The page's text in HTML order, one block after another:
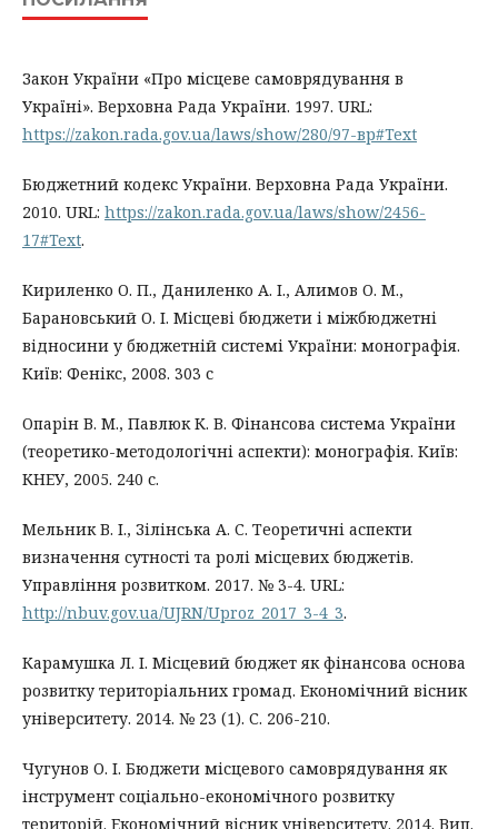
Закон України «Про місцеве самоврядування в
Україні». Верховна Рада України. 1997. URL:
https://zakon.rada.gov.ua/laws/show/280/97-вр#Text
Бюджетний кодекс України. Верховна Рада України.
2010. URL: https://zakon.rada.gov.ua/laws/show/2456-
17#Text.
Кириленко О. П., Даниленко А. І., Алимов О. М.,
Барановський О. І. Місцеві бюджети і міжбюджетні
відносини у бюджетній системі України: монографія.
Київ: Фенікс, 2008. 303 с
Опарін В. М., Павлюк К. В. Фінансова система України
(теоретико-методологічні аспекти): монографія. Київ:
КНЕУ, 2005. 240 с.
Мельник В. І., Зілінська А. С. Теоретичні аспекти
визначення сутності та ролі місцевих бюджетів.
Управління розвитком. 2017. № 3-4. URL:
http://nbuv.gov.ua/UJRN/Uproz_2017_3-4_3.
Карамушка Л. І. Місцевий бюджет як фінансова основа
розвитку територіальних громад. Економічний вісник
університету. 2014. № 23 (1). С. 206-210.
Чугунов О. І. Бюджети місцевого самоврядування як
інструмент соціально-економічного розвитку
територій. Економічний вісник університету. 2014. Вип.